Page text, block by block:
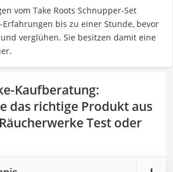
vom Take Roots Schnupper-Set
bis zu einer Stunde, bevor
verglühen. Sie besitzen damit eine
Kaufberatung:
das richtige Produkt aus
Test oder